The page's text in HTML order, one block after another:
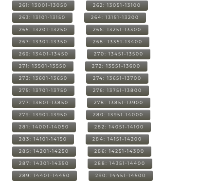
261: 13001-13050 262: 13051-13100
263: 13101-13150 264: 13151-13200
265: 13201-13250 266: 13251-13300
267: 13301-13350 268: 13351-13400
269: 13401-13450 270: 13451-13500
271: 13501-13550 272: 13551-13600
273: 13601-13650 274: 13651-13700
275: 13701-13750 276: 13751-13800
277: 13801-13850 278: 13851-13900
279: 13901-13950 280: 13951-14000
281: 14001-14050 282: 14051-14100
283: 14101-14150 284: 14151-14200
285: 14201-14250 286: 14251-14300
287: 14301-14350 288: 14351-14400
289: 14401-14450 290: 14451-14500